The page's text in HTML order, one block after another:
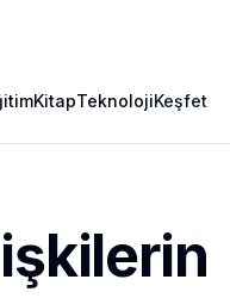
KitapTeknolojiKeşfet